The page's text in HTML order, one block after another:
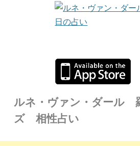
ルネ・ヴァン・ダール
ズ 相性占い